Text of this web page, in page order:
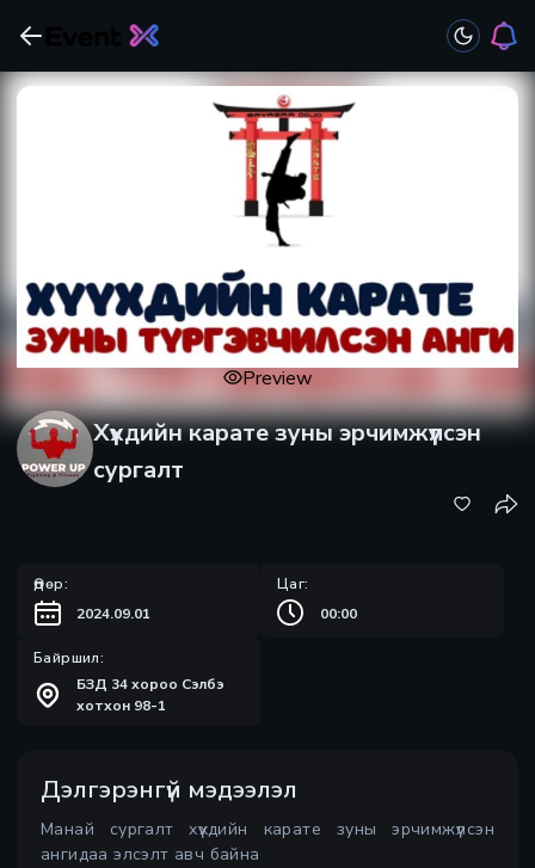
Preview
Хүүхдийн карате зуны эрчимжүүлсэн
сургалт
Өдөр:
2024.09.01
Цаг:
00:00
Байршил:
БЗД 34 хороо Сэлбэ
хотхон 98-1
Дэлгэрэнгүй мэдээлэл
Манай сургалт хүүхдийн карате зуны эрчимжүүлсэн
ангидаа элсэлт авч байна